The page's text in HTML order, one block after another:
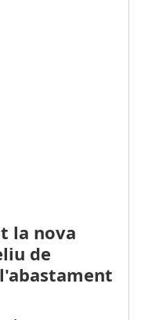
la nova
de